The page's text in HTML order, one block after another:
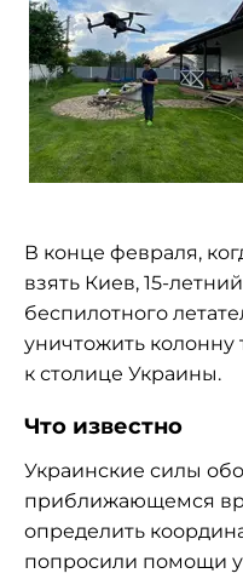
В конце февраля,
взять Киев, 15-
беспилотного
уничтожить
к столице Украины.
Что известно
Украинские силы
приближающемся
определить
попросили помощи у